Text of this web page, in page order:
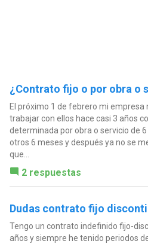
¿Contrato fijo o por obra o
El próximo 1 de febrero mi empresa
trabajar con ellos hace casi 3 años
determinada por obra o servicio de
otros 6 meses y después ya no se
que...
2 respuestas
Dudas contrato fijo
Tengo un contrato indefinido fijo-
años y siempre he tenido periodos